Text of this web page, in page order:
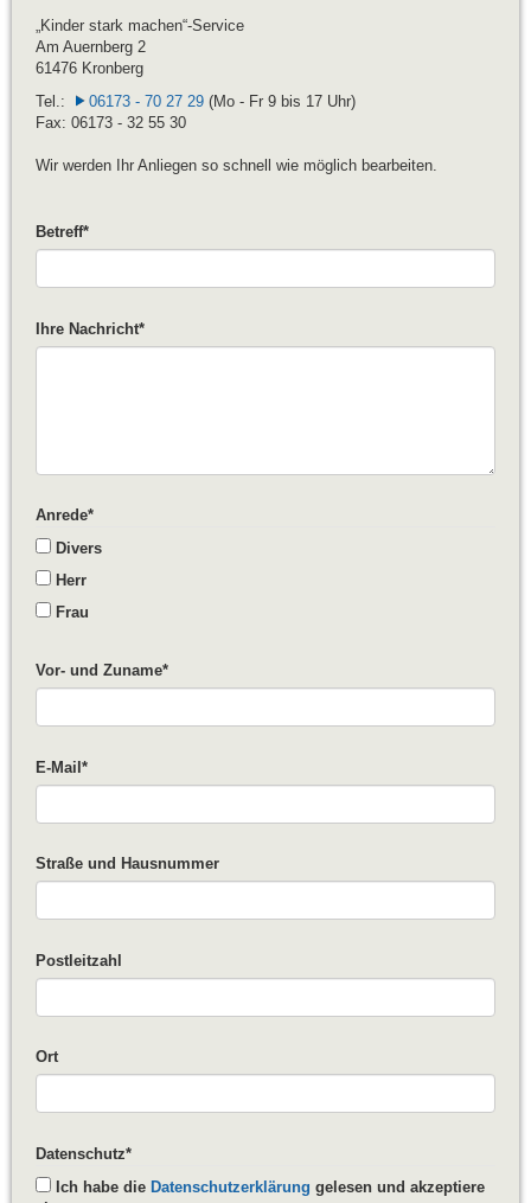
„Kinder stark machen“-Service
Am Auernberg 2
61476 Kronberg
Tel.:
06173 - 70 27 29 (Mo - Fr 9 bis 17 Uhr)
Fax: 06173 - 32 55 30
Wir werden Ihr Anliegen so schnell wie möglich bearbeiten.
Kontakt
Betreff*
Ihre Nachricht*
Anrede*
Divers
Herr
Frau
Vor- und Zuname*
E-Mail*
Straße und Hausnummer
Postleitzahl
Ort
Datenschutz*
Ich habe die Datenschutzerklärung gelesen und akzeptiere